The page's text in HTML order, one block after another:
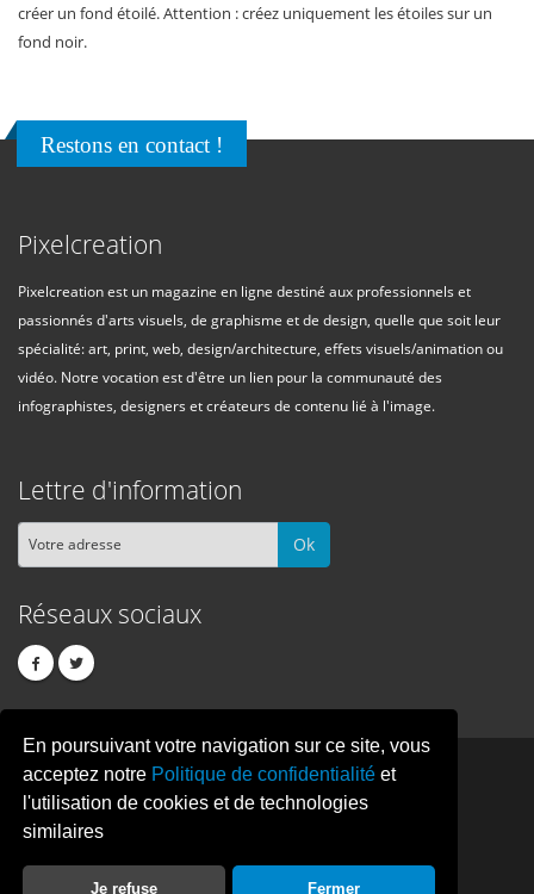
En poursuivant votre navigation sur ce site, vous
acceptez notre Politique de confidentialité et
l'utilisation de cookies et de technologies
similaires
Je refuse Fermer
créer un fond étoilé. Attention : créez uniquement les étoiles sur un
fond noir.
Restons en contact !
Pixelcreation
Pixelcreation est un magazine en ligne destiné aux professionnels et
passionnés d'arts visuels, de graphisme et de design, quelle que soit leur
spécialité: art, print, web, design/architecture, effets visuels/animation ou
vidéo. Notre vocation est d'être un lien pour la communauté des
infographistes, designers et créateurs de contenu lié à l'image.
Lettre d'information
Ok
Réseaux sociaux
PIXELCREATION